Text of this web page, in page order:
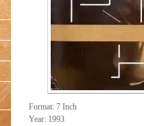
Format: 7 Inch
Year: 1993